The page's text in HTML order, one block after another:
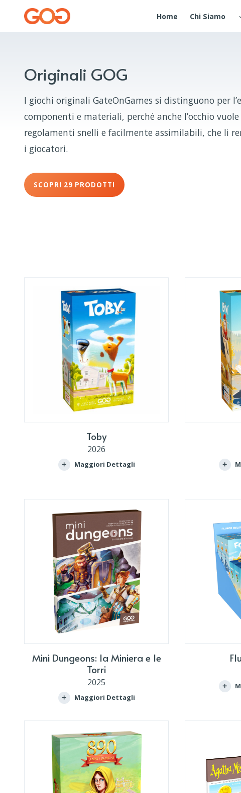
Home Chi Siamo
Originali GOG
I giochi originali GateOnGames si distinguono per
componenti e materiali, perché anche l’occhio
regolamenti snelli e facilmente assimilabili, che li
i giocatori.
SCOPRI 29 PRODOTTI
Toby
2026
Maggiori Dettagli
Mini Dungeons: la Miniera e le
Torri
2025
Maggiori Dettagli